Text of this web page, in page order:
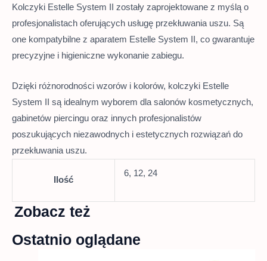
Kolczyki Estelle System II zostały zaprojektowane z myślą o
profesjonalistach oferujących usługę przekłuwania uszu. Są
one kompatybilne z aparatem Estelle System II, co gwarantuje
precyzyjne i higieniczne wykonanie zabiegu.
Dzięki różnorodności wzorów i kolorów, kolczyki Estelle
System II są idealnym wyborem dla salonów kosmetycznych,
gabinetów piercingu oraz innych profesjonalistów
poszukujących niezawodnych i estetycznych rozwiązań do
przekłuwania uszu.
Ilość
6, 12, 24
Zobacz też
Ostatnio oglądane